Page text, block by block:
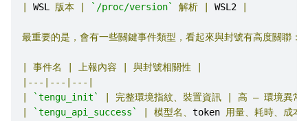
WSL 版本 `/proc/version` 解析 WSL2
最重要的是，會有一些關鍵事件類型，看起來與封號有高度關聯：
事件名 上報內容 與封號相關性
|---|---|---|
`tengu_init` 完整環境指紋、裝置資訊 高 — 環境異常
`tengu_api_success` 模型名、 token 用量、耗時、成本